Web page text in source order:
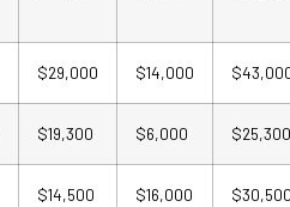
$29,000 $14,000
$19,300 $6,000 $25,300
$14,500 $16,000